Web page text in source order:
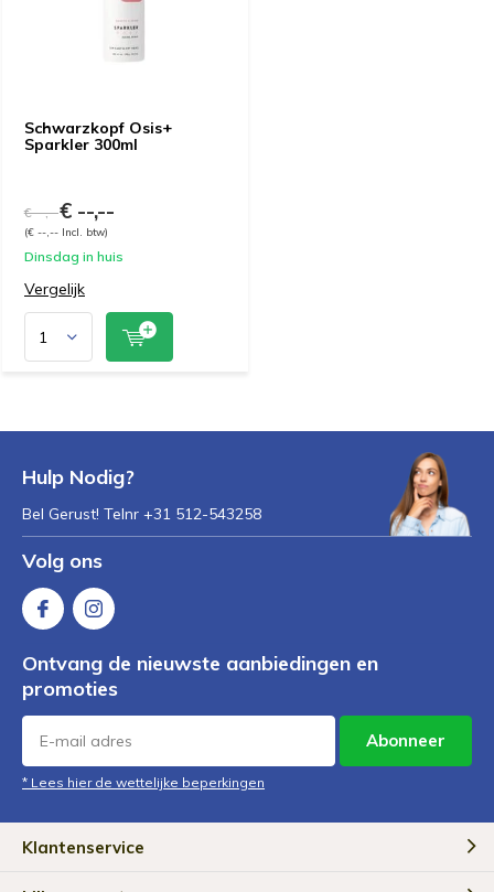
Schwarzkopf Osis+
Sparkler 300ml
€ --,--€ --,--
(€ --,-- Incl. btw)
Dinsdag in huis
Vergelijk
Hulp Nodig?
Bel Gerust! Telnr +31 512-543258
Volg ons
Ontvang de nieuwste aanbiedingen en
promoties
Abonneer
* Lees hier de wettelijke beperkingen
Klantenservice